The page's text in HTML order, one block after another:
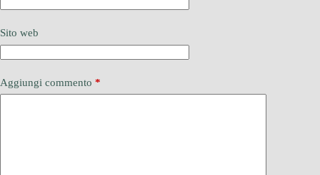
Sito web
Aggiungi commento *